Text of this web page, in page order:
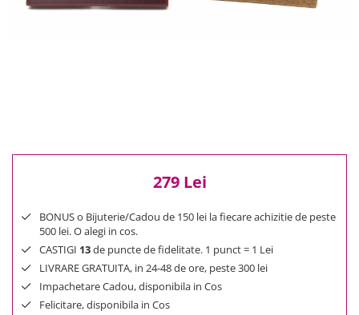
200 Lei - 300 Lei
279 Lei
BONUS o Bijuterie/Cadou de 150 lei la fiecare achizitie de peste
500 lei. O alegi in cos.
CASTIGI 13de puncte de fidelitate. 1 punct = 1 Lei
LIVRARE GRATUITA, in 24-48 de ore, peste 300 lei
Impachetare Cadou, disponibila in Cos
Felicitare, disponibila in Cos